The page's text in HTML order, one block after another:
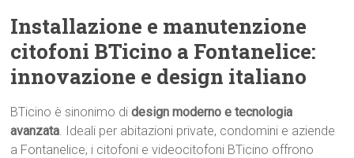
Installazione e manutenzione
citofoni BTicino a Fontanelice:
innovazione e design italiano
BTicino è sinonimo didesign moderno e tecnologia
avanzata. Ideali per abitazioni private, condomini e aziende
a Fontanelice, i citofoni e videocitofoni BTicino offrono